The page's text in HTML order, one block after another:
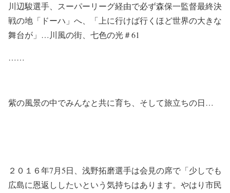
川辺駿選手、スーパーリーグ経由で必ず森保一監督最終決
戦の地「ドーハ」へ、「上に行けば行くほど世界の大きな
舞台が」…川風の街、七色の光＃61
……
紫の風景の中でみんなと共に育ち、そして旅立ちの日…
２０１６年7月5日、浅野拓磨選手は会見の席で「少しでも
広島に恩返ししたいという気持ちはあります。やはり市民